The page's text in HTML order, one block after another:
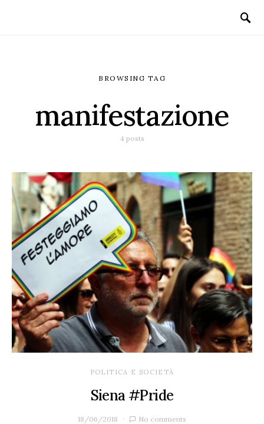
BROWSING TAG
manifestazione
4 posts
POLITICA E SOCIETÀ
Siena #Pride
18/06/2018 No comments